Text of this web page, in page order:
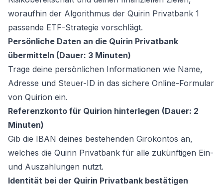
woraufhin der Algorithmus der Quirin Privatbank 1
passende ETF-Strategie vorschlägt.
Persönliche Daten an die Quirin Privatbank
übermitteln (Dauer: 3 Minuten)
Trage deine persönlichen Informationen wie Name,
Adresse und Steuer-ID in das sichere Online-Formular
von Quirion ein.
Referenzkonto für Quirion hinterlegen (Dauer: 2
Minuten)
Gib die IBAN deines bestehenden Girokontos an,
welches die Quirin Privatbank für alle zukünftigen Ein-
und Auszahlungen nutzt.
Identität bei der Quirin Privatbank bestätigen